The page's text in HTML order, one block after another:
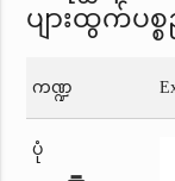
ပျားထွက်ပ
ကဏ္ဍ
ပုံ